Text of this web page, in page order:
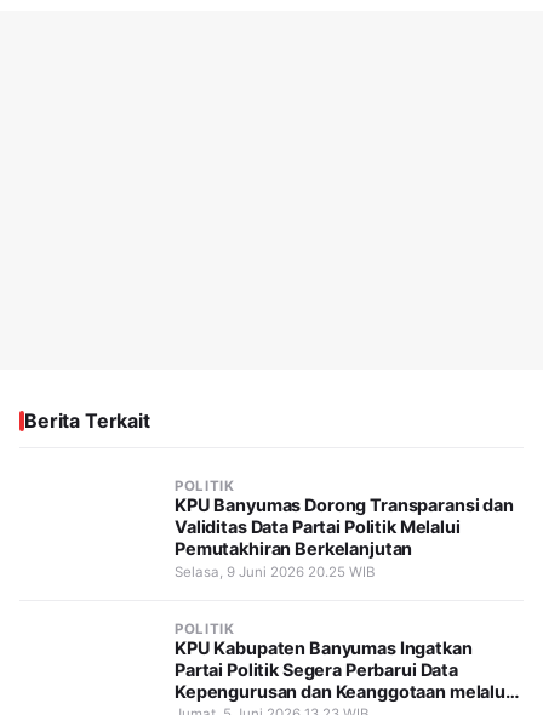
Berita Terkait
POLITIK
KPU Banyumas Dorong Transparansi dan
Validitas Data Partai Politik Melalui
Pemutakhiran Berkelanjutan
Selasa, 9 Juni 2026 20.25 WIB
POLITIK
KPU Kabupaten Banyumas Ingatkan
Partai Politik Segera Perbarui Data
Kepengurusan dan Keanggotaan melalui